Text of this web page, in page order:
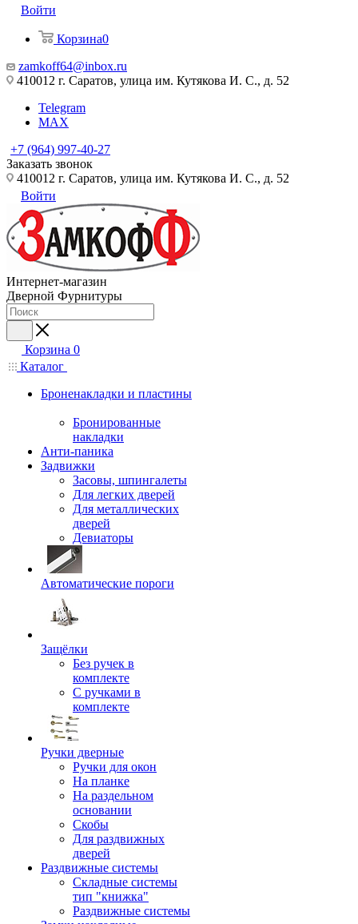
Войти
Корзина0
zamkoff64@inbox.ru
410012 г. Саратов, улица им. Кутякова И. С., д. 52
Telegram
MAX
+7 (964) 997-40-27
Заказать звонок
410012 г. Саратов, улица им. Кутякова И. С., д. 52
Войти
Интернет-магазин
Дверной Фурнитуры
Корзина 0
Каталог
Броненакладки и пластины
Бронированные
накладки
Анти-паника
Задвижки
Засовы, шпингалеты
Для легких дверей
Для металлических
дверей
Девиаторы
Автоматические пороги
Защёлки
Без ручек в
комплекте
С ручками в
комплекте
Ручки дверные
Ручки для окон
На планке
На раздельном
основании
Скобы
Для раздвижных
дверей
Раздвижные системы
Складные системы
тип "книжка"
Раздвижные системы